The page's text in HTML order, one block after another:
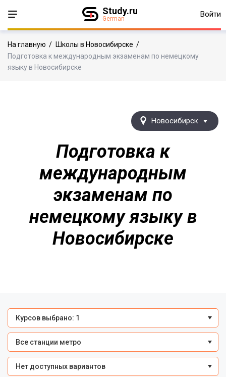
Study.ru
German Войти
На главную / Школы в Новосибирске /
Подготовка к международным экзаменам по немецкому
языку в Новосибирске
Подготовка к
международным
экзаменам по
немецкому языку в
Новосибирске
Новосибирск
Курсов выбрано: 1
Все станции метро
Нет доступных вариантов